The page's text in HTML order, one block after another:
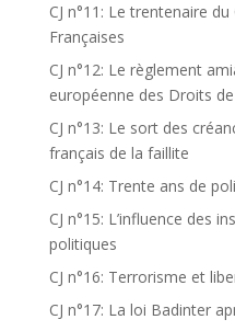
CJ n°11: Le trentenaire du
Françaises
CJ n°12: Le règlement
européenne des Droits de
CJ n°13: Le sort des
français de la faillite
CJ n°14: Trente ans de
CJ n°15: L’influence des
politiques
CJ n°16: Terrorisme et
CJ n°17: La loi Badinter